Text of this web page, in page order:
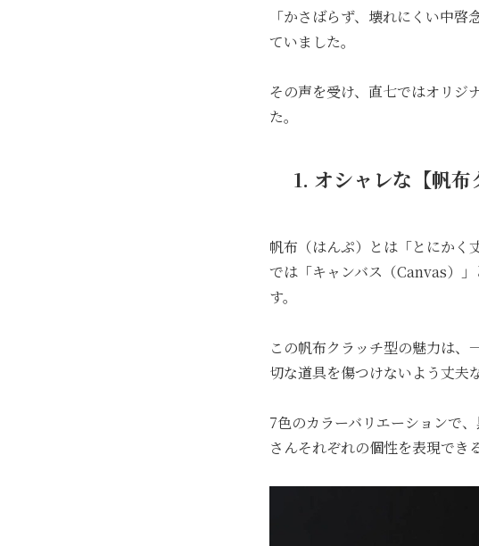
「かさばらず、壊れにくい中
ていました。
その声を受け、直七ではオリジ
た。
1. オシャレな【帆布
帆布（はんぷ）とは「とにかく
では「キャンバス（Canvas）
す。
この帆布クラッチ型の魅力は、
切な道具を傷つけないよう丈夫
7色のカラーバリエーションで
さんそれぞれの個性を表現でき